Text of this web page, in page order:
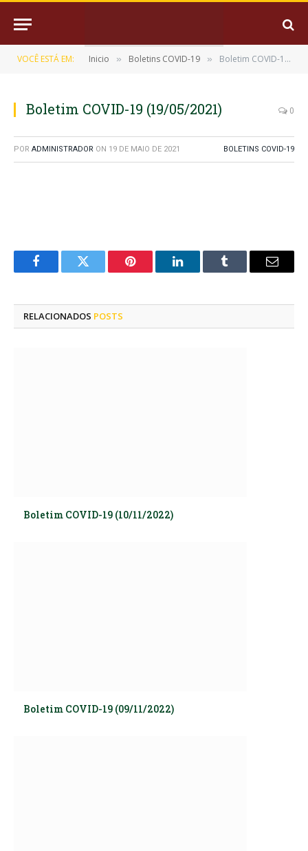
VOCÊ ESTÁ EM: Inicio » Boletins COVID-19 » Boletim COVID-19 (19/05/2021)
Boletim COVID-19 (19/05/2021) 0
POR ADMINISTRADOR ON 19 DE MAIO DE 2021 BOLETINS COVID-19
FacebookTwitter Pinterest LinkedInTumblr
E-
RELACIONADOS POSTS
Boletim COVID-19 (10/11/2022)
Boletim COVID-19 (09/11/2022)